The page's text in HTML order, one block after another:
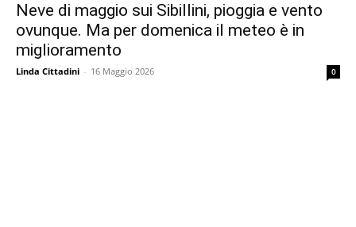
Neve di maggio sui Sibillini, pioggia e vento
ovunque. Ma per domenica il meteo è in
miglioramento
Linda Cittadini - 16 Maggio 2026 0